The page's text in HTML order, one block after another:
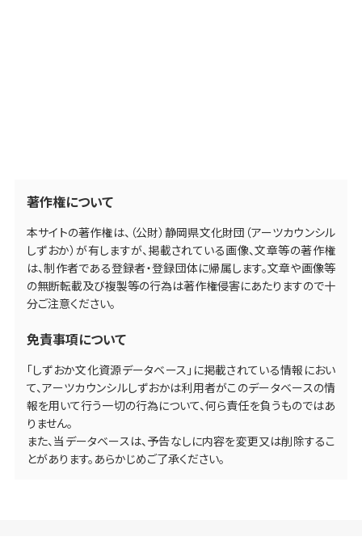
著作権について
本サイトの著作権は、（公財）静岡県文化財団（アーツカウンシル
しずおか）が有しますが、掲載されている画像、文章等の著作権
は、制作者である登録者・登録団体に帰属します。文章や画像等
の無断転載及び複製等の行為は著作権侵害にあたりますので十
分ご注意ください。
免責事項について
「しずおか文化資源データベース」に掲載されている情報におい
て、アーツカウンシルしずおかは利用者がこのデータベースの情
報を用いて行う一切の行為について、何ら責任を負うものではあ
りません。
また、当データベースは、予告なしに内容を変更又は削除するこ
とがあります。あらかじめご了承ください。